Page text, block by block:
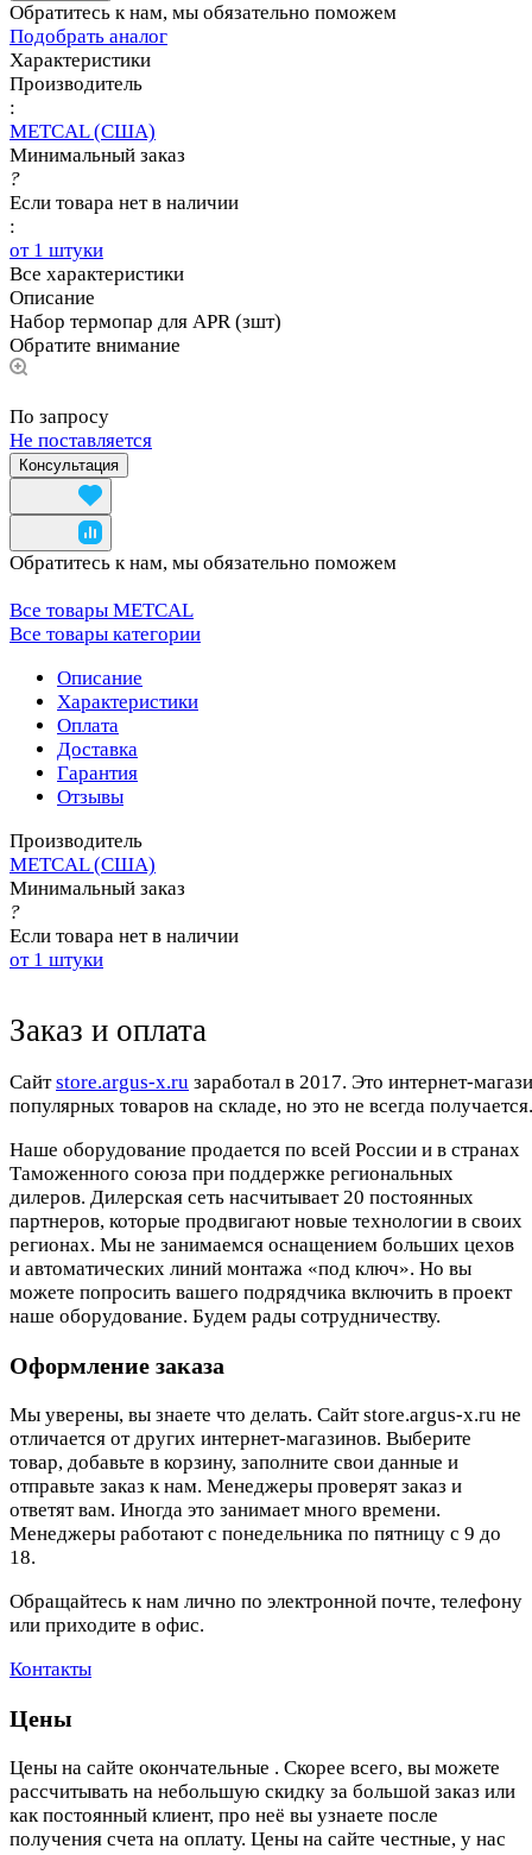
Обратитесь к нам, мы обязательно поможем
Подобрать аналог
Характеристики
Производитель
:
METCAL (США)
Минимальный заказ
?
Если товара нет в наличии
:
от 1 штуки
Все характеристики
Описание
Набор термопар для APR (зшт)
Обратите внимание
По запросу
Не поставляется
Консультация
Обратитесь к нам, мы обязательно поможем
Все товары METCAL
Все товары категории
Описание
Характеристики
Оплата
Доставка
Гарантия
Отзывы
Производитель
METCAL (США)
Минимальный заказ
?
Если товара нет в наличии
от 1 штуки
Заказ и оплата
Cайтstore.argus-x.ru заработал в 2017. Это интернет-
популярных товаров на складе, но это не всегда
Наше оборудование продается по всей России и в странах
Таможенного союза при поддержке региональных
дилеров. Дилерская сеть насчитывает 20 постоянных
партнеров, которые продвигают новые технологии в своих
регионах. Мы не занимаемся оснащением больших цехов
и автоматических линий монтажа «под ключ». Но вы
можете попросить вашего подрядчика включить в проект
наше оборудование. Будем рады сотрудничеству.
Оформление заказа
Мы уверены, вы знаете что делать. Сайт store.argus-x.ru не
отличается от других интернет-магазинов. Выберите
товар, добавьте в корзину, заполните свои данные и
отправьте заказ к нам. Менеджеры проверят заказ и
ответят вам. Иногда это занимает много времени.
Менеджеры работают с понедельника по пятницу с 9 до
18.
Обращайтесь к нам лично по электронной почте, телефону
или приходите в офис.
Контакты
Цены
Цены на сайте окончательные . Скорее всего, вы можете
рассчитывать на небольшую скидку за большой заказ или
как постоянный клиент, про неё вы узнаете после
получения счета на оплату. Цены на сайте честные, у нас